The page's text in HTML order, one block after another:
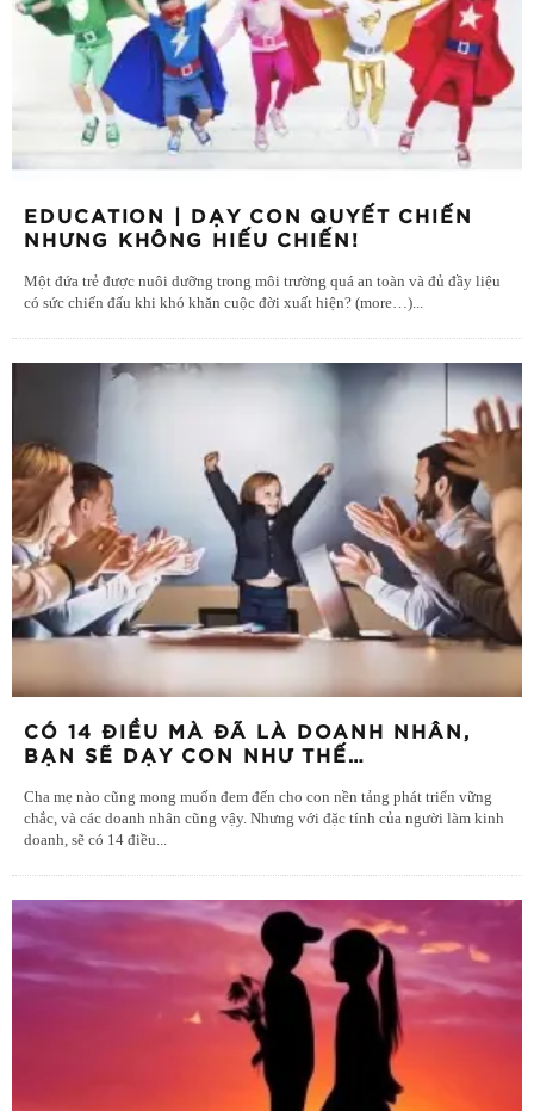
EDUCATION | DẠY CON QUYẾT CHIẾN
NHƯNG KHÔNG HIẾU CHIẾN!
Một đứa trẻ được nuôi dưỡng trong môi trường quá an toàn và đủ đầy liệu
có sức chiến đấu khi khó khăn cuộc đời xuất hiện? (more…)...
CÓ 14 ĐIỀU MÀ ĐÃ LÀ DOANH NHÂN,
BẠN SẼ DẠY CON NHƯ THẾ…
Cha mẹ nào cũng mong muốn đem đến cho con nền tảng phát triển vững
chắc, và các doanh nhân cũng vậy. Nhưng với đặc tính của người làm kinh
doanh, sẽ có 14 điều...